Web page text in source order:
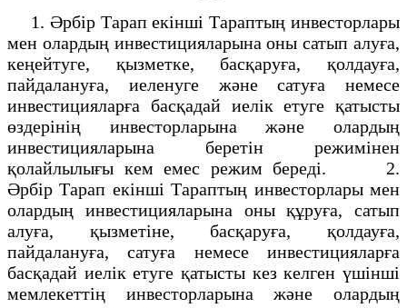
1. Әрбір Тарап екінші Тараптың инвесторлары
мен олардың инвестицияларына оны сатып алуға,
кеңейтуге, қызметке, басқаруға, қолдауға,
пайдалануға, иеленуге және сатуға немесе
инвестицияларға басқадай иелік етуге қатысты
өздерінің инвесторларына және олардың
инвестицияларына беретін режимінен
қолайлылығы кем емес режим береді. 2.
Әрбір Тарап екінші Тараптың инвесторлары мен
олардың инвестицияларына оны құруға, сатып
алуға, қызметіне, басқаруға, қолдауға,
пайдалануға, сатуға немесе инвестицияларға
басқадай иелік етуге қатысты кез келген үшінші
мемлекеттің инвесторларына және олардың